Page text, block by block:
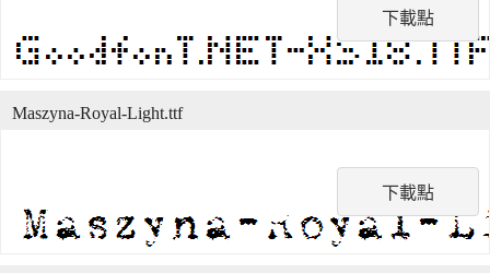
下載點
下載點
Maszyna-Royal-Light.ttf